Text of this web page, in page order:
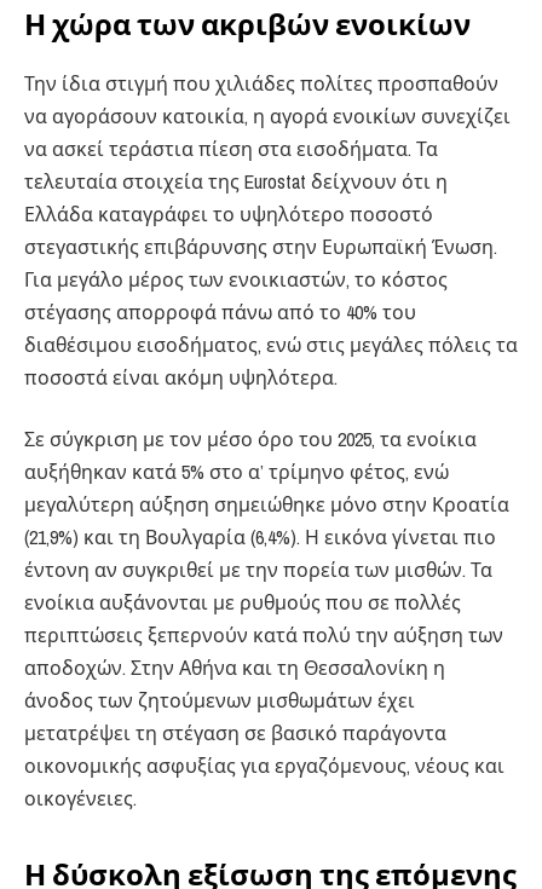
Η χώρα των ακριβών ενοικίων
Την ίδια στιγμή που χιλιάδες πολίτες προσπαθούν
να αγοράσουν κατοικία, η αγορά ενοικίων συνεχίζει
να ασκεί τεράστια πίεση στα εισοδήματα. Τα
τελευταία στοιχεία της Eurostat δείχνουν ότι η
Ελλάδα καταγράφει το υψηλότερο ποσοστό
στεγαστικής επιβάρυνσης στην Ευρωπαϊκή Ένωση.
Για μεγάλο μέρος των ενοικιαστών, το κόστος
στέγασης απορροφά πάνω από το 40% του
διαθέσιμου εισοδήματος, ενώ στις μεγάλες πόλεις τα
ποσοστά είναι ακόμη υψηλότερα.
Σε σύγκριση με τον μέσο όρο του 2025, τα ενοίκια
αυξήθηκαν κατά 5% στο α’ τρίμηνο φέτος, ενώ
μεγαλύτερη αύξηση σημειώθηκε μόνο στην Κροατία
(21,9%) και τη Βουλγαρία (6,4%). Η εικόνα γίνεται πιο
έντονη αν συγκριθεί με την πορεία των μισθών. Τα
ενοίκια αυξάνονται με ρυθμούς που σε πολλές
περιπτώσεις ξεπερνούν κατά πολύ την αύξηση των
αποδοχών. Στην Αθήνα και τη Θεσσαλονίκη η
άνοδος των ζητούμενων μισθωμάτων έχει
μετατρέψει τη στέγαση σε βασικό παράγοντα
οικονομικής ασφυξίας για εργαζόμενους, νέους και
οικογένειες.
Η δύσκολη εξίσωση της επόμενης